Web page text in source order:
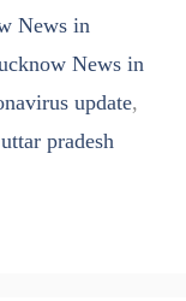
News in
News in
update,
uttar pradesh